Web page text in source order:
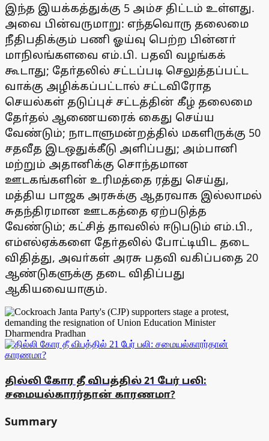
இந்த இயக்கத்துக்கு 5 அம்ச திட்டம் உள்ளது.
அவை பின்வருமாறு: எந்தவொரு தலைமை
நீதிபதிக்கும் பணி ஓய்வு பெற்ற பின்னா்
மாநிலங்களவை எம்.பி. பதவி வழங்கக்
கூடாது; தோ்தலில் சட்டப்படி செலுத்தப்பட்ட
வாக்கு அழிக்கப்பட்டால் சட்டவிரோத
செயல்கள் தடுப்புச் சட்டத்தின் கீழ் தலைமை
தோ்தல் ஆணையரைக் கைது செய்ய
வேண்டும்; நாடாளுமன்றத்தில் மகளிருக்கு 50
சதவீத இடஒதுக்கீடு அளிப்பது; அம்பானி
மற்றும் அதானிக்கு சொந்தமான
ஊடகங்களின் உரிமத்தை ரத்து செய்து,
மத்திய பாஜக அரசுக்கு ஆதரவாக இல்லாமல்
சுதந்திரமான ஊடகத்தை ஏற்படுத்த
வேண்டும்; கட்சித் தாவலில் ஈடுபடும் எம்.பி.,
எம்எல்ஏக்களை தோ்தலில் போட்டியிட தடை
விதித்து, அவா்கள் அரசு பதவி வகிப்பதை 20
ஆண்டுகளுக்கு தடை விதிப்பது
ஆகியவையாகும்.
தில்லி கோர தீ விபத்தில் 21 பேர் பலி:
சமையல்காரர்தான் காரணமா?
Summary